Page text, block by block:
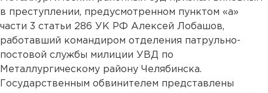
в преступлении, предусмотренном пунктом «а»
части 3 статьи 286 УК РФ Алексей Лобашов,
работавший командиром отделения патрульно-
постовой службы милиции УВД по
Металлургическому району Челябинска.
Государственным обвинителем представлены